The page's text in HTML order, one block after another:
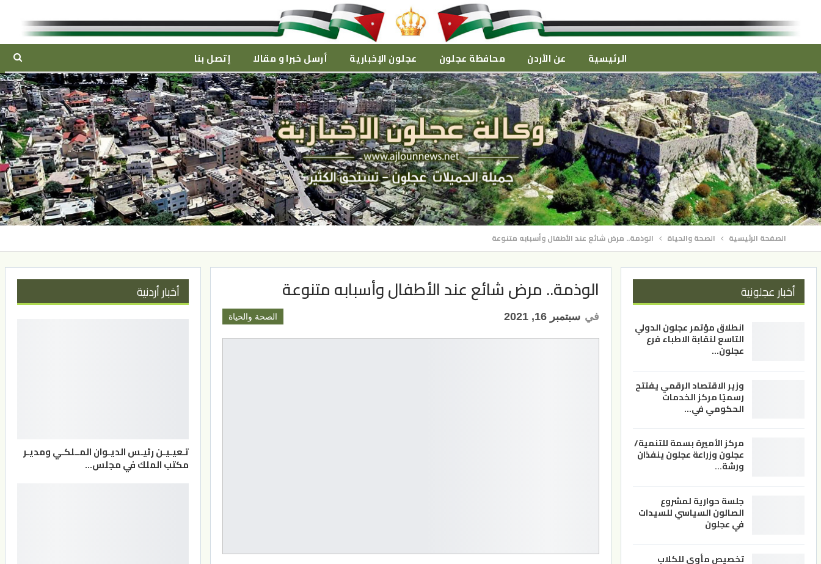
الرئيسية عن الأردن محافظة عجلون عجلون الإخبارية أرسل خبرا و مقالا إتصل بنا
الصفحة الرئيسية الصحة والحياة الوذمة.. مرض شائع عند الأطفال وأسبابه متنوعة
الوذمة.. مرض شائع عند الأطفال وأسبابه متنوعة
الصحة والحياة في سبتمبر 16, 2021
أخبار عجلونية
انطلاق مؤتمر عجلون الدولي
التاسع لنقابة الاطباء فرع
عجلون…
وزير الاقتصاد الرقمي يفتتح
رسميًا مركز الخدمات
الحكومي في…
مركز الأميرة بسمة للتنمية/
عجلون وزراعة عجلون ينفذان
ورشة…
جلسة حوارية لمشروع
الصالون السياسي للسيدات
في عجلون
تخصيص مأوى للكلاب
أخبار أردنية
تـعيـيـن رئيـس الديـوان المــلكـي ومديـر
مكتب الملك في مجلس…